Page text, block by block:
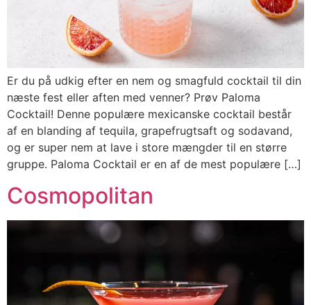
Er du på udkig efter en nem og smagfuld cocktail til din
næste fest eller aften med venner? Prøv Paloma
Cocktail! Denne populære mexicanske cocktail består
af en blanding af tequila, grapefrugtsaft og sodavand,
og er super nem at lave i store mængder til en større
gruppe. Paloma Cocktail er en af de mest populære […]
Cosmopolitan